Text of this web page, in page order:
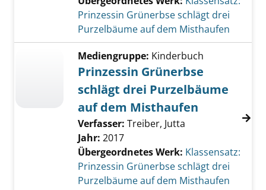
Prinzessin Grünerbse schlägt drei
Purzelbäume auf dem Misthaufen
Mediengruppe: Kinderbuch
Prinzessin Grünerbse
schlägt drei Purzelbäume
auf dem Misthaufen
Verfasser: Treiber, Jutta
Jahr: 2017
Übergeordnetes Werk: Klassensatz:
Prinzessin Grünerbse schlägt drei
Purzelbäume auf dem Misthaufen